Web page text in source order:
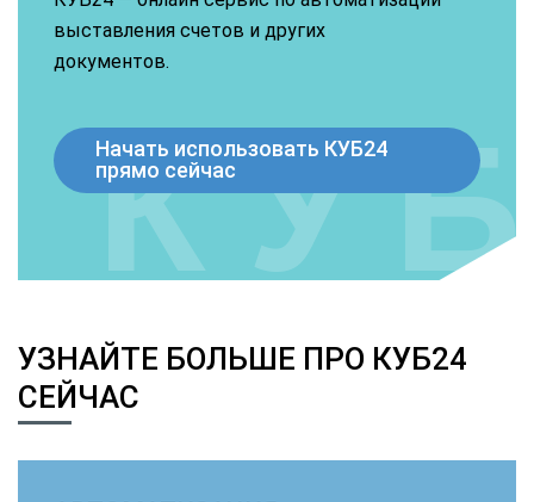
выставления счетов и других
документов.
Начать использовать КУБ24
прямо сейчас
УЗНАЙТЕ БОЛЬШЕ ПРО КУБ24
СЕЙЧАС